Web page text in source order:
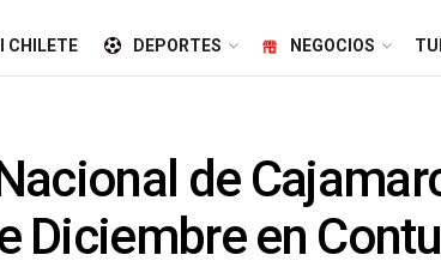
CHILETE DEPORTES NEGOCIOS
de
Diciembre en